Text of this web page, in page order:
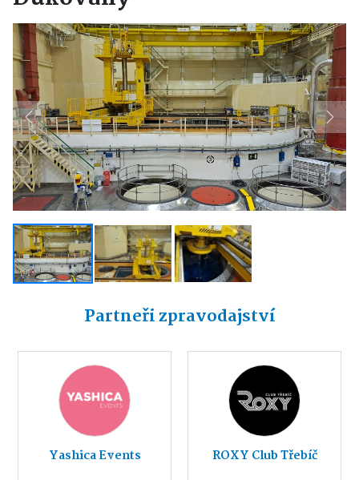
Previous Next
Partneři zpravodajství
Yashica Events ROXY Club Třebíč